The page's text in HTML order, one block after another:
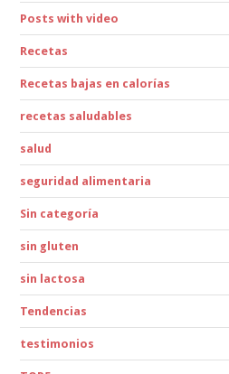
Posts with video
Recetas
Recetas bajas en calorías
recetas saludables
salud
seguridad alimentaria
Sin categoría
sin gluten
sin lactosa
Tendencias
testimonios